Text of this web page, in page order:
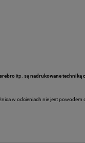
srebroitp. sąnadrukowane techniką
w odcieniach nie jest powodem